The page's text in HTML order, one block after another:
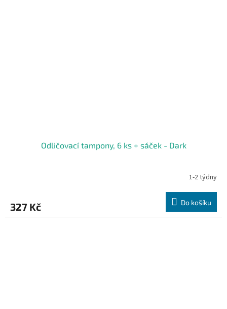
Odličovací tampony, 6 ks + sáček - Dark
1-2 týdny
327 Kč Do košíku